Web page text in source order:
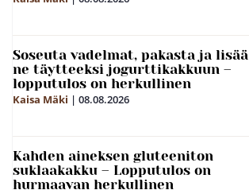
Soseuta vadelmat, pakasta ja lisää
ne täytteeksi jogurttikakkuun –
lopputulos on herkullinen
Kaisa Mäki | 08.08.2026
Kahden aineksen gluteeniton
suklaakakku – Lopputulos on
hurmaavan herkullinen